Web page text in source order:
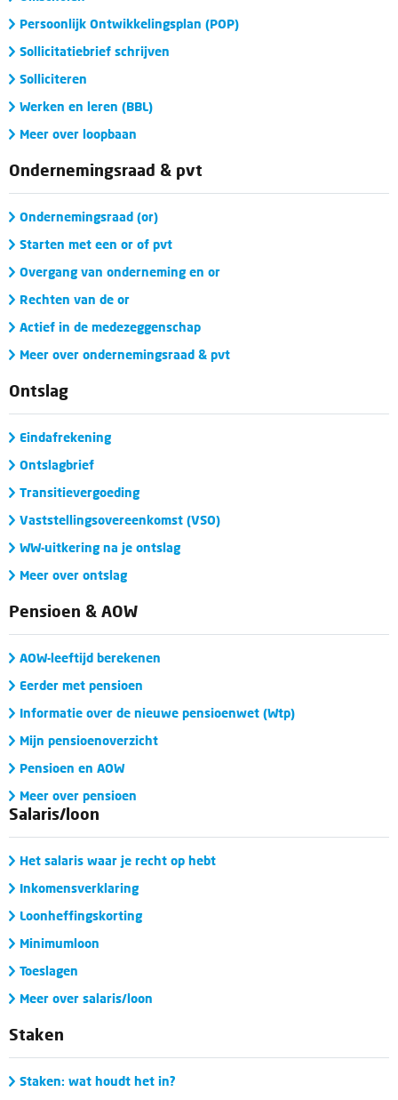
Persoonlijk Ontwikkelingsplan (POP)
Sollicitatiebrief schrijven
Solliciteren
Werken en leren (BBL)
Meer over loopbaan
Ondernemingsraad & pvt
Ondernemingsraad (or)
Starten met een or of pvt
Overgang van onderneming en or
Rechten van de or
Actief in de medezeggenschap
Meer over ondernemingsraad & pvt
Ontslag
Eindafrekening
Ontslagbrief
Transitievergoeding
Vaststellingsovereenkomst (VSO)
WW-uitkering na je ontslag
Meer over ontslag
Pensioen & AOW
AOW-leeftijd berekenen
Eerder met pensioen
Informatie over de nieuwe pensioenwet (Wtp)
Mijn pensioenoverzicht
Pensioen en AOW
Meer over pensioen
Salaris/loon
Het salaris waar je recht op hebt
Inkomensverklaring
Loonheffingskorting
Minimumloon
Toeslagen
Meer over salaris/loon
Staken
Staken: wat houdt het in?